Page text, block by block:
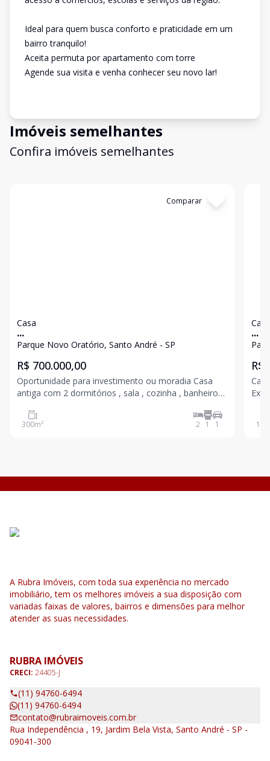
Ideal para quem busca conforto e praticidade em um
bairro tranquilo!
Aceita permuta por apartamento com torre
Agende sua visita e venha conhecer seu novo lar!
Imóveis semelhantes
Confira imóveis semelhantes
Comparar
Casa
...
Parque Novo Oratório, Santo André - SP
R$ 700.000,00
Oportunidade para investimento ou moradia Casa
antiga com 2 dormitórios , sala , cozinha , banheiro,
declive
300m² 2 1 1
Casa
...
R$
150
A Rubra Imóveis, com toda sua experiência no mercado
imobiliário, tem os melhores imóveis a sua disposição com
variadas faixas de valores, bairros e dimensões para melhor
atender as suas necessidades.
RUBRA IMÓVEIS
CRECI: 24405-J
(11) 94760-6494
(11) 94760-6494
contato@rubraimoveis.com.br
Rua Independência , 19, Jardim Bela Vista, Santo André - SP -
09041-300